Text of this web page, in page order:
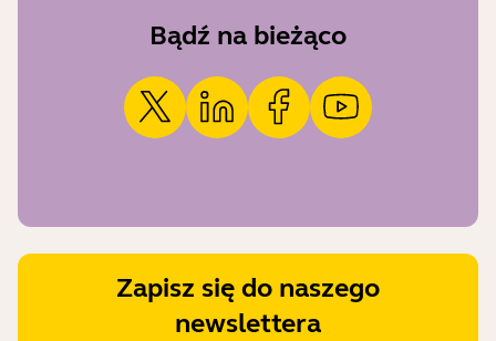
Bądź na bieżąco
Zapisz się do naszego
newslettera